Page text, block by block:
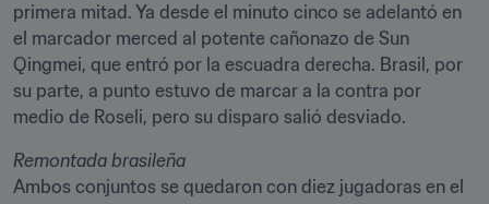
primera mitad. Ya desde el minuto cinco se adelantó en
el marcador merced al potente cañonazo de Sun
Qingmei, que entró por la escuadra derecha. Brasil, por
su parte, a punto estuvo de marcar a la contra por
medio de Roseli, pero su disparo salió desviado.
Ambos conjuntos se quedaron con diez jugadoras en el